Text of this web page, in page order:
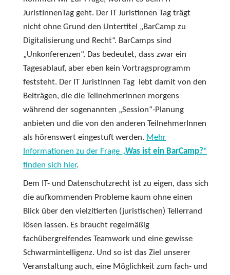
JuristInnenTag geht. Der IT Juristinnen Tag trägt
nicht ohne Grund den Untertitel „BarCamp zu
Digitalisierung und Recht“. BarCamps sind
„Unkonferenzen“. Das bedeutet, dass zwar ein
Tagesablauf, aber eben kein Vortragsprogramm
feststeht. Der IT JuristInnen Tag lebt damit von den
Beiträgen, die die TeilnehmerInnen morgens
während der sogenannten „Session“-Planung
anbieten und die von den anderen TeilnehmerInnen
als hörenswert eingestuft werden. Mehr
Informationen zu der Frage „Was ist ein BarCamp?“
finden sich hier.
Dem IT- und Datenschutzrecht ist zu eigen, dass sich
die aufkommenden Probleme kaum ohne einen
Blick über den vielzitierten (juristischen) Tellerrand
lösen lassen. Es braucht regelmäßig
fachübergreifendes Teamwork und eine gewisse
Schwarmintelligenz. Und so ist das Ziel unserer
Veranstaltung auch, eine Möglichkeit zum fach- und